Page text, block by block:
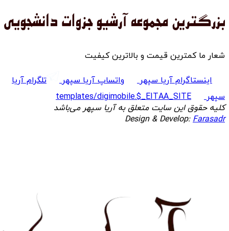
شعار ما کمترین قیمت و بالاترین کیفیت
اینستاگرام آریا سپهر واتساپ آریا سپهر
تلگرام آریا
سپهر
templates/digimobile.$_EITAA_SITE
کلیه حقوق این سایت متعلق به آریا سپهر می‌باشد
Design & Develop:Farasadr